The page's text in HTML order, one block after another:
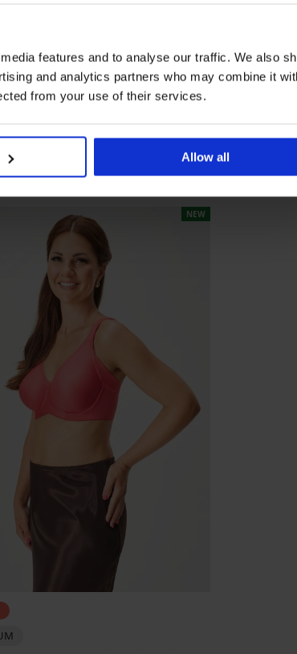
features and to analyse our traffic. We also
and analytics partners who may combine it
from your use of their services.
Allow all
PREMIUM
Damen-
Rabatt
27,60 €
NEW